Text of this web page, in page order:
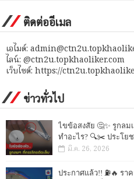
ติดต่ออีเมล
เอไมด์:
ไลน์: @ctn2u.topkhaoliker.com
เว็บไซต์: https://
ข่าวทั่วไป
ไขข้อสงสัย 🤔✨ รูกลม
ทำอะไร? 🔍✂️ ประโย
มี.ค. 26, 2026
ประกาศแล้ว!! ⛽🔥 รา